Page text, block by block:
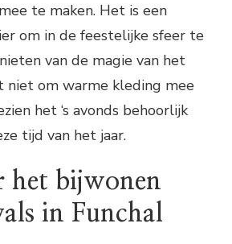
te maken. Het is een
om in de feestelijke sfeer te
van de magie van het
niet om warme kleding mee
het ‘s avonds behoorlijk
tijd van het jaar.
het bijwonen
in Funchal